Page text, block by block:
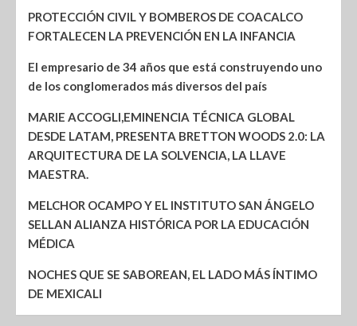
PROTECCIÓN CIVIL Y BOMBEROS DE COACALCO
FORTALECEN LA PREVENCIÓN EN LA INFANCIA
El empresario de 34 años que está construyendo uno
de los conglomerados más diversos del país
MARIE ACCOGLI,EMINENCIA TÉCNICA GLOBAL
DESDE LATAM, PRESENTA BRETTON WOODS 2.0: LA
ARQUITECTURA DE LA SOLVENCIA, LA LLAVE
MAESTRA.
MELCHOR OCAMPO Y EL INSTITUTO SAN ÁNGELO
SELLAN ALIANZA HISTÓRICA POR LA EDUCACIÓN
MÉDICA
NOCHES QUE SE SABOREAN, EL LADO MÁS ÍNTIMO
DE MEXICALI